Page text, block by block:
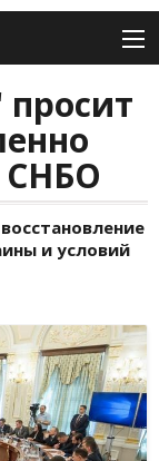
СНБО
и условий